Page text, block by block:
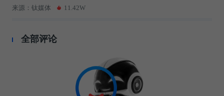
来源：钛媒体 11.42W
全部评论